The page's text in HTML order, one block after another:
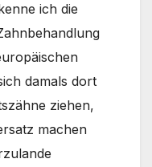
ich die
damals dort
ziehen,
machen